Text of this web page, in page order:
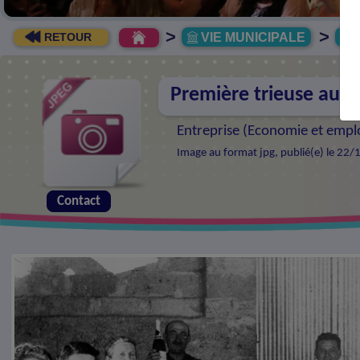
RETOUR > VIE MUNICIPALE >
Première trieuse
Entreprise (Economie et
Image au format jpg, publié(e) le
Contact